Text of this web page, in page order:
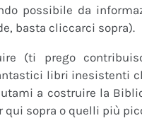
possibile da
basta cliccarci sopra).
(ti prego
libri inesistenti
a costruire la
qui sopra o quelli più